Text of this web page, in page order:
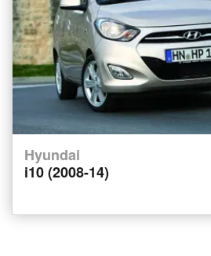
Hyundai
i10 (2008-14)